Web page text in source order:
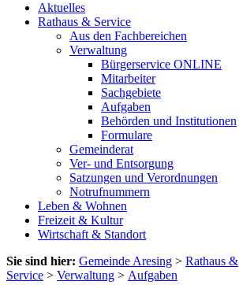
Aktuelles
Rathaus & Service
Aus den Fachbereichen
Verwaltung
Bürgerservice ONLINE
Mitarbeiter
Sachgebiete
Aufgaben
Behörden und Institutionen
Formulare
Gemeinderat
Ver- und Entsorgung
Satzungen und Verordnungen
Notrufnummern
Leben & Wohnen
Freizeit & Kultur
Wirtschaft & Standort
Sie sind hier: Gemeinde Aresing > Rathaus &
Service > Verwaltung > Aufgaben